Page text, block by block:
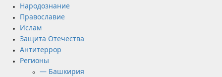
Народознание
Православие
Ислам
Защита Отечества
Антитеррор
Регионы
— Башкирия